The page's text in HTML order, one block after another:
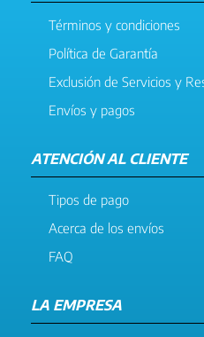
Términos y condiciones
Política de Garantía
Exclusión de Servicios y
Envíos y pagos
ATENCIÓN AL CLIENTE
Tipos de pago
Acerca de los envíos
FAQ
LA EMPRESA